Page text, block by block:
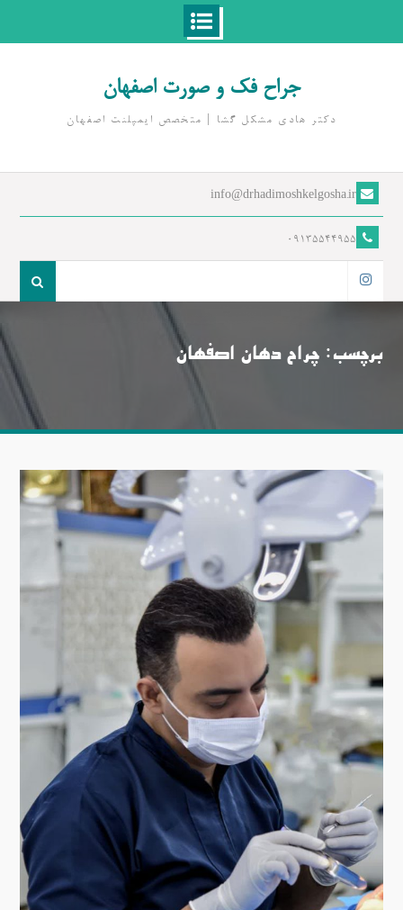
جراح فک و صورت اصفهان
دکتر هادی مشکل گشا | متخصص ايمپلنت اصفهان
info@drhadimoshkelgosha.ir
09135544955
برچسب: چراح دهان اصفهان